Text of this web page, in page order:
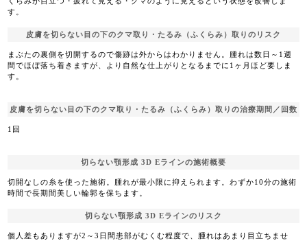
す。
皮膚を切らない目の下のクマ取り・たるみ（ふくらみ）取りのリスク
まぶたの裏側を切開するので傷跡は外からはわかりません。腫れは数日～1週
間でほぼ落ち着きますが、より自然な仕上がりとなるまでに1ヶ月ほど要しま
す。
皮膚を切らない目の下のクマ取り・たるみ（ふくらみ）取りの治療期間／回数
1回
切らない顎形成 3D Eラインの施術概要
切開なしの糸を使った施術。腫れが最小限に抑えられます。わずか10分の施術
時間で長期間美しい輪郭を保ちます。
切らない顎形成 3D Eラインのリスク
個人差もありますが2～3日間患部がむくむ程度で、腫れはあまり目立ちませ